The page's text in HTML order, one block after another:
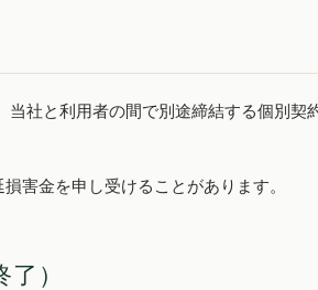
社と利用者の間で別途締結する個別契
害金を申し受けることがあります。
）